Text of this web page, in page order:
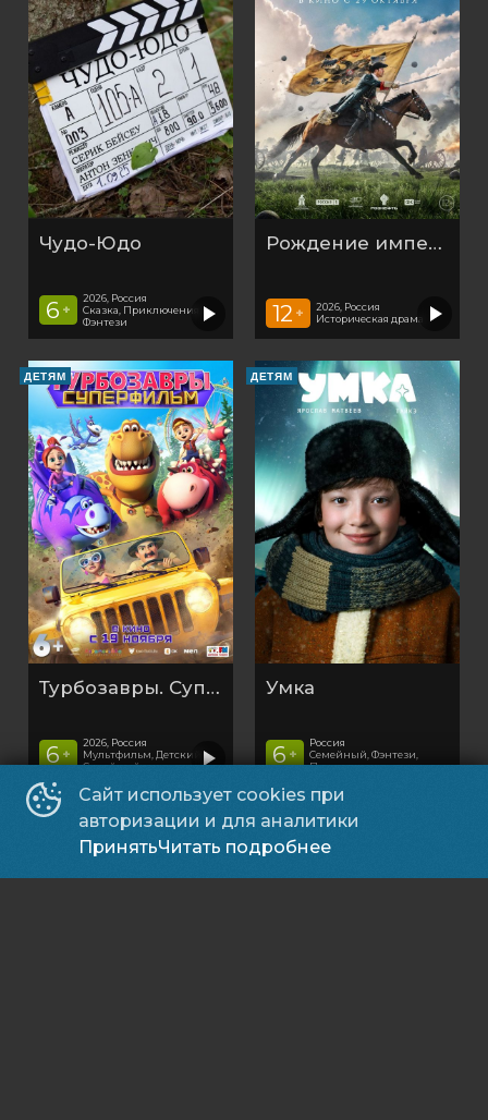
Чудо-Юдо
6 +
2026, Россия
Cказка, Приключения,
Фэнтези
Рождение империи
12 +
2026, Россия
Историческая драма
ДЕТЯМ
Турбозавры. Суперфильм
6+
2026, Россия
Мультфильм, Детский,
Семейный
ДЕТЯМ
Умка
6+
Россия
Семейный, Фэнтези,
Приключения
Сайт использует cookies при
авторизации и для аналитики
ПринятьЧитать подробнее